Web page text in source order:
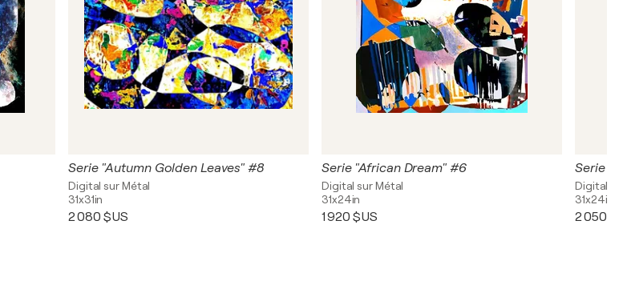
Serie "Autumn Golden Leaves" #8
Digital sur Métal
31x31in
2 080 $US
Serie "African Dream" #6
Digital sur Métal
31x24in
1 920 $US
Serie
Digital
31x24in
2 050